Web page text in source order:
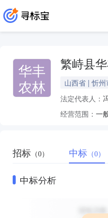
华丰
农林
繁峙县
山西省 | 忻州
法定代表人：
经营范围：
招标 （0） 中标 （0）
中标分析